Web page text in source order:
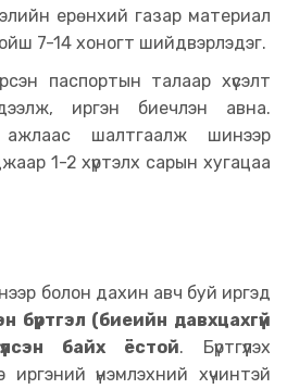
ерөнхий газар материал
7-14 хоногт шийдвэрлэдэг.
паспортын талаар хүсэлт
иргэн биечлэн авна.
шалтгаалж шинээр
1-2 хүртэлх сарын хугацаа
болон дахин авч буй иргэд
бүртгэл (биеийн давхцахгүй
байх ёстой. Бүртгүүлэх
иргэний үнэмлэхний хүчинтэй